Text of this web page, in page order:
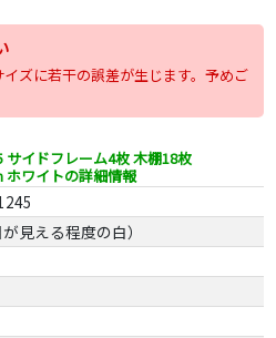
ズに若干の誤差が生じます。予めご
サイドフレーム4枚 木棚18枚
ワイトの詳細情報
見える程度の白）